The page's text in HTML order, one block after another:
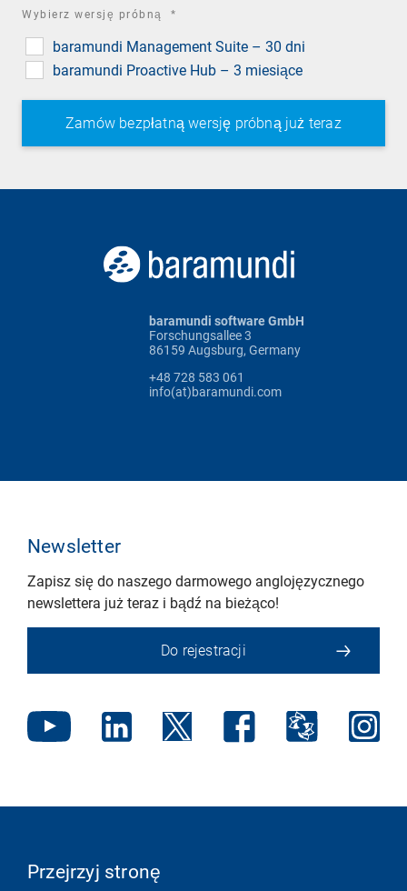
Wybierz wersję próbną *
baramundi Management Suite – 30 dni
baramundi Proactive Hub – 3 miesiące
baramundi software GmbH
Forschungsallee 3
86159 Augsburg, Germany
+48 728 583 061
info(at)baramundi.com
Newsletter
Zapisz się do naszego darmowego anglojęzycznego
newslettera już teraz i bądź na bieżąco!
Do rejestracji
Przejrzyj stronę